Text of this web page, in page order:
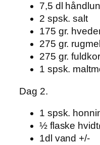
7,5 dl
2 spsk. salt
175 gr.
275 gr. rugmel
275 gr.
1 spsk.
Dag 2.
1 spsk.
½ flaske
1dl vand +/-